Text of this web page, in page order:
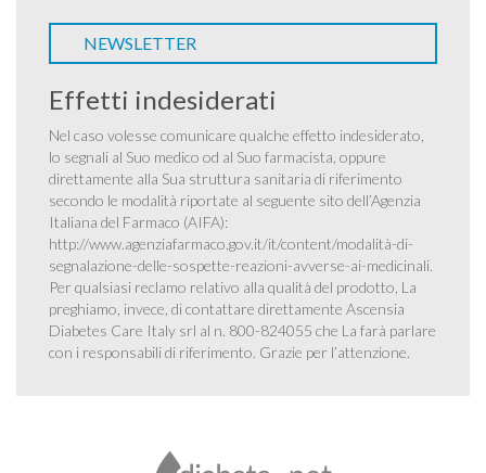
NEWSLETTER
Effetti indesiderati
Nel caso volesse comunicare qualche effetto indesiderato,
lo segnali al Suo medico od al Suo farmacista, oppure
direttamente alla Sua struttura sanitaria di riferimento
secondo le modalità riportate al seguente sito dell’Agenzia
Italiana del Farmaco (AIFA):
http://www.agenziafarmaco.gov.it/it/content/modalità-di-
segnalazione-delle-sospette-reazioni-avverse-ai-medicinali.
Per qualsiasi reclamo relativo alla qualità del prodotto, La
preghiamo, invece, di contattare direttamente Ascensia
Diabetes Care Italy srl al n. 800-824055 che La farà parlare
con i responsabili di riferimento. Grazie per l’attenzione.